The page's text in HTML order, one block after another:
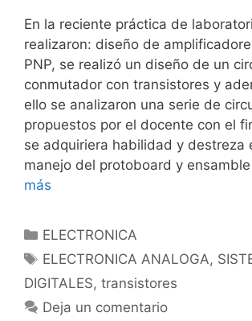
En la reciente práctica de
realizaron: diseño de
PNP, se realizó un diseño de un
conmutador con transistores y
ello se analizaron una serie de
propuestos por el docente con el
se adquiriera habilidad y destreza
manejo del protoboard y
más
C
a
e
g
ELECTRONICA
E
t
q
ELECTRONICA ANALOGA,
DIGITALES, transistores
Deja un comentario